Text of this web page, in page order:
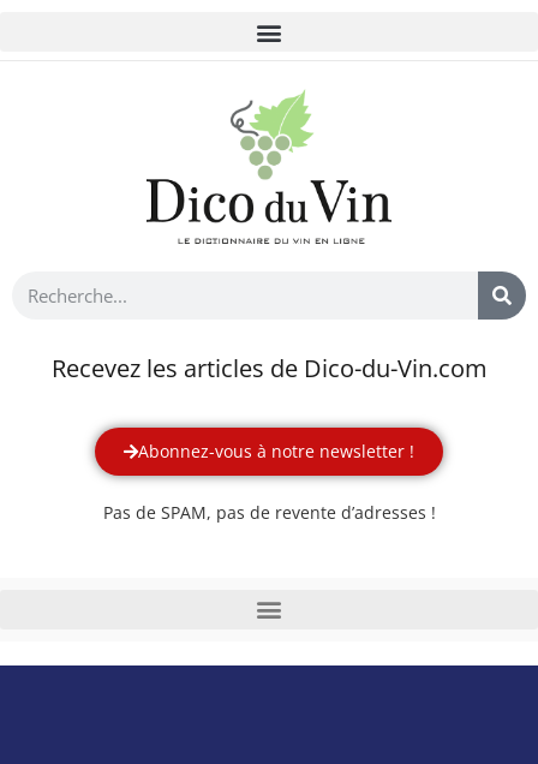
Recevez les articles de Dico-du-Vin.com
Abonnez-vous à notre newsletter !
Pas de SPAM, pas de revente d’adresses !